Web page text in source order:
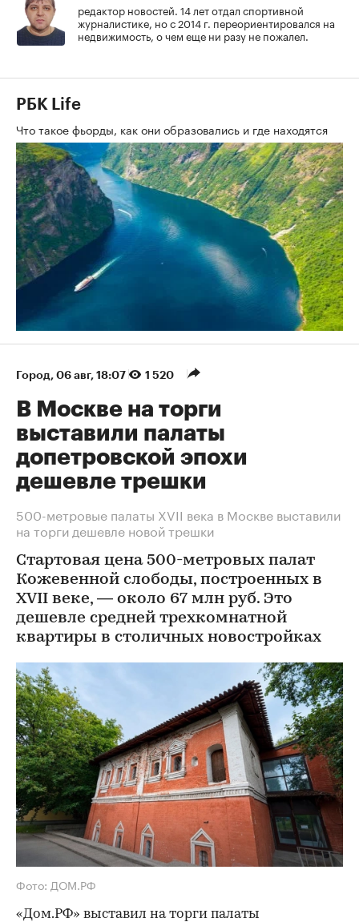
редактор новостей. 14 лет отдал спортивной
журналистике, но с 2014 г. переориентировался на
недвижимость, о чем еще ни разу не пожалел.
РБК Life
Что такое фьорды, как они образовались и где находятся
Город⁠, 06 авг, 18:07 1 520
В Москве на торги
выставили палаты
допетровской эпохи
дешевле трешки
500-метровые палаты XVII века в Москве выставили
на торги дешевле новой трешки
Стартовая цена 500-метровых палат
Кожевенной слободы, построенных в
XVII веке, — около 67 млн руб. Это
дешевле средней трехкомнатной
квартиры в столичных новостройках
Фото: ДОМ.РФ
«Дом.РФ» выставил на торги палаты